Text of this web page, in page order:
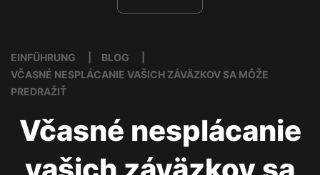
EINFÜHRUNG
BLOG
VČASNÉ NESPLÁCANIE VAŠICH ZÁVÄZKOV SA MÔŽE
PREDRAŽIŤ
Včasné nesplácanie